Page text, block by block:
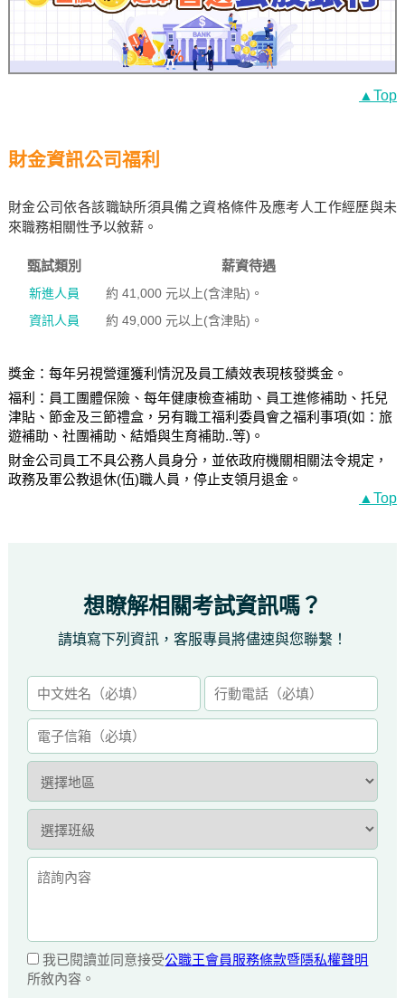
▲Top
財金資訊公司福利
財金公司依各該職缺所須具備之資格條件及應考人工作經歷與未
來職務相關性予以敘薪。
甄試類別 薪資待遇
新進人員
約 41,000 元以上(含津貼)。
資訊人員
約 49,000 元以上(含津貼)。
獎金：每年另視營運獲利情況及員工績效表現核發獎金。
福利：員工團體保險、每年健康檢查補助、員工進修補助、托兒
津貼、節金及三節禮盒，另有職工福利委員會之福利事項(如：旅
遊補助、社團補助、結婚與生育補助..等)。
財金公司員工不具公務人員身分，並依政府機關相關法令規定，
政務及軍公教退休(伍)職人員，停止支領月退金。
▲Top
想瞭解相關考試資訊嗎？
請填寫下列資訊，客服專員將儘速與您聯繫！
我已閱讀並同意接受公職王會員服務條款暨隱私權聲明
所敘內容。